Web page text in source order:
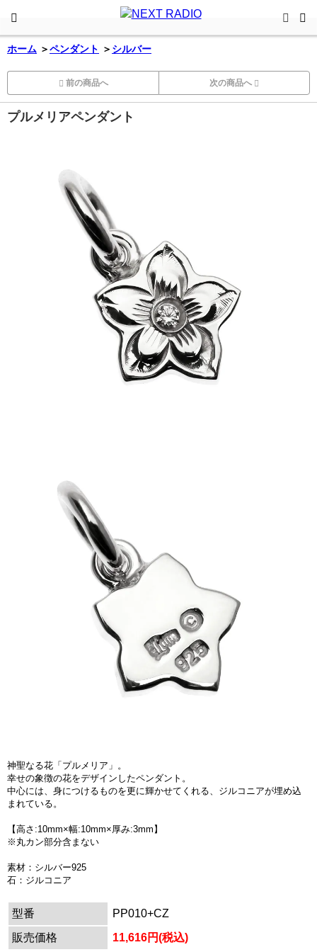
ホーム ＞ペンダント ＞ シルバー
前の商品へ 次の商品へ
プルメリアペンダント
神聖なる花「プルメリア」。
幸せの象徴の花をデザインしたペンダント。
中心には、身につけるものを更に輝かせてくれる、ジルコニアが埋め込
まれている。
【高さ:10mm×幅:10mm×厚み:3mm】
※丸カン部分含まない
素材：シルバー925
石：ジルコニア
型番
PP010+CZ
販売価格
11,616円(税込)